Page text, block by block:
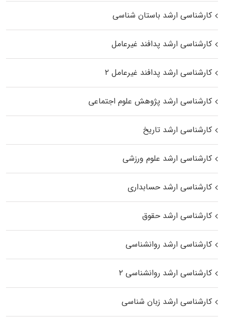
کارشناسی ارشد باستان شناسی
کارشناسی ارشد پدافند غیرعامل
کارشناسی ارشد پدافند غیرعامل ۲
کارشناسی ارشد پژوهش علوم اجتماعی
کارشناسی ارشد تاریخ
کارشناسی ارشد علوم ورزشی
کارشناسی ارشد حسابداری
کارشناسی ارشد حقوق
کارشناسی ارشد روانشناسی
کارشناسی ارشد روانشناسی ۲
کارشناسی ارشد زبان شناسی